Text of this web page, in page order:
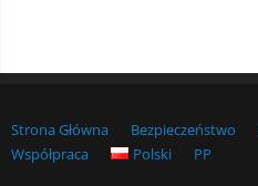
Strona Główna Bezpieczeństwo
Współpraca
Polski PP